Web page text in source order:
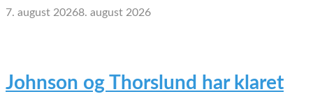
7. august 20268. august 2026
Johnson og Thorslund har klaret